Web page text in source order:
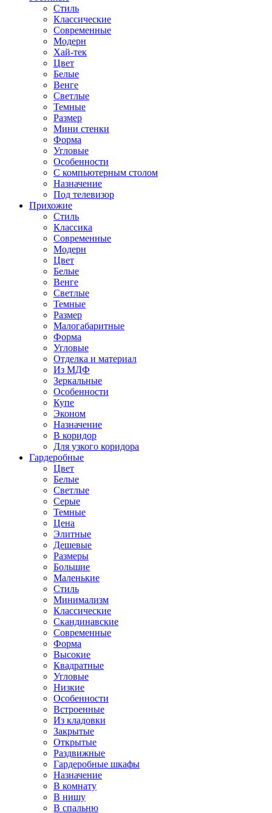
Стиль
Классические
Современные
Модерн
Хай-тек
Цвет
Белые
Венге
Светлые
Темные
Размер
Мини стенки
Форма
Угловые
Особенности
С компьютерным столом
Назначение
Под телевизор
Прихожие
Стиль
Классика
Современные
Модерн
Цвет
Белые
Венге
Светлые
Темные
Размер
Малогабаритные
Форма
Угловые
Отделка и материал
Из МДФ
Зеркальные
Особенности
Купе
Эконом
Назначение
В коридор
Для узкого коридора
Гардеробные
Цвет
Белые
Светлые
Серые
Темные
Цена
Элитные
Дешевые
Размеры
Большие
Маленькие
Стиль
Минимализм
Классические
Скандинавские
Современные
Форма
Высокие
Квадратные
Угловые
Низкие
Особенности
Встроенные
Из кладовки
Закрытые
Открытые
Раздвижные
Гардеробные шкафы
Назначение
В комнату
В нишу
В спальню